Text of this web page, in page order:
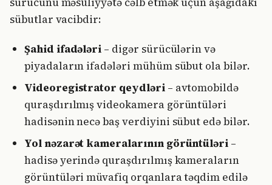
sübutlar vacibdir:
Şahid ifadələri – digər sürücülərin və
piyadaların ifadələri mühüm sübut ola bilər.
Videoregistrator qeydləri– avtomobildə
quraşdırılmış videokamera görüntüləri
hadisənin necə baş verdiyini sübut edə bilər.
Yol nəzarət kameralarının görüntüləri –
hadisə yerində quraşdırılmış kameraların
görüntüləri müvafiq orqanlara təqdim edilə